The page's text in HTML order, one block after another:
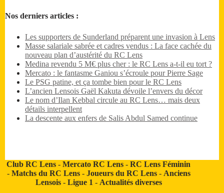
Nos derniers articles :
Les supporters de Sunderland préparent une invasion à Lens
Masse salariale sabrée et cadres vendus : La face cachée du
nouveau plan d’austérité du RC Lens
Medina revendu 5 M€ plus cher : le RC Lens a-t-il eu tort ?
Mercato : le fantasme Ganiou s’écroule pour Pierre Sage
Le PSG patine, et ça tombe bien pour le RC Lens
L’ancien Lensois Gaël Kakuta dévoile l’envers du décor
Le nom d’Ilan Kebbal circule au RC Lens… mais deux
détails interpellent
La descente aux enfers de Salis Abdul Samed continue
Club RC Lens -Mercato RC Lens -RC Lens Féminin
- Matchs du RC Lens- Joueurs du RC Lens- Anciens
Lensois- Ligue 1 - Actualités diverses